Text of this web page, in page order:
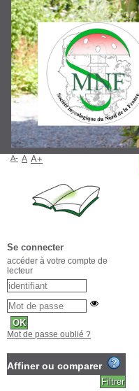
A- A A+
Se connecter
accéder à votre compte de
lecteur
Mot de passe oublié ?
Affiner ou comparer